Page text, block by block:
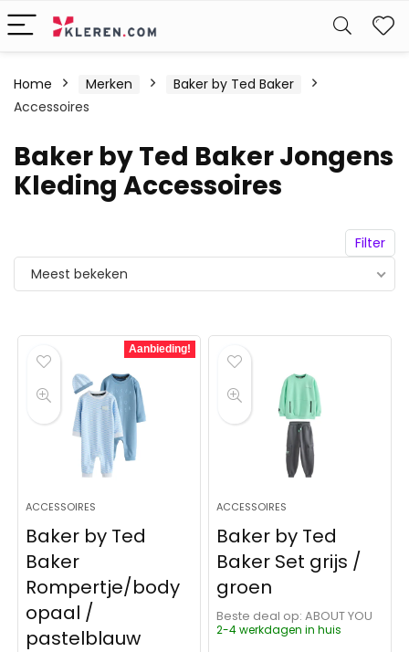
Home Merken
Baker by Ted Baker
Accessoires
Baker by Ted Baker Jongens
Kleding Accessoires
Filter
Meest bekeken
Aanbieding!
ACCESSOIRES
Baker by Ted
Baker
Rompertje/body
opaal /
pastelblauw
ACCESSOIRES
Baker by Ted
Baker Set grijs /
groen
Beste deal op:
ABOUT YOU
2-4 werkdagen in huis